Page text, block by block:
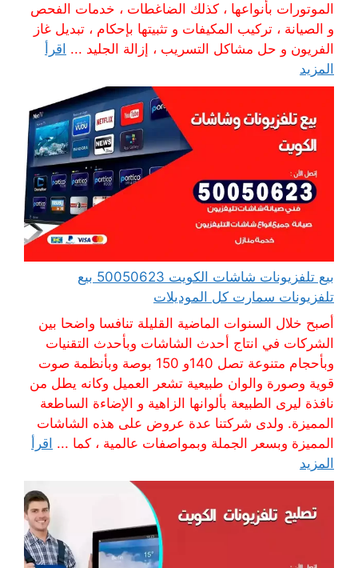
الموتورات بأنواعها ، كذلك الضاغطات ، خدمات الفحص
و الصيانة ، تركيب المكيفات و تثبيتها بإحكام ، تبديل غاز
الفريون و حل مشاكل التسريب ، إزالة الجليد ... اقرأ
المزيد
بيع تلفزيونات شاشات الكويت 50050623 بيع
تلفزيونات سمارت كل الموديلات
أصبح خلال السنوات الماضية القليلة تنافسا واضحا بين
الشركات في انتاج أحدث الشاشات وبأحدث التقنيات
وبأحجام متنوعة تصل 140و 150 بوصة وبأنظمة صوت
قوية وصورة والوان طبيعية تشعر العميل وكانه يطل من
نافذة ليرى الطبيعة بألوانها الزاهية و الإضاءة الساطعة
المميزة. ولدى شركتنا عدة عروض على هذه الشاشات
المميزة وبسعر الجملة وبمواصفات عالمية ، كما ... اقرأ
المزيد